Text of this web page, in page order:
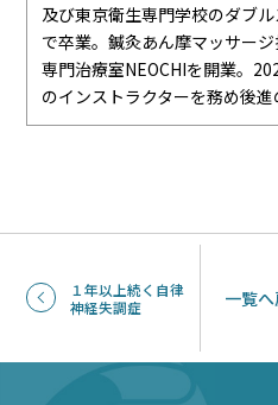
及び東京衛生専門学校のダブ
で卒業。鍼灸あん摩マッサー
専門治療室NEOCHIを開業。
のインストラクターを務め後進
１年以上続く自律
神経失調症
一覧へ